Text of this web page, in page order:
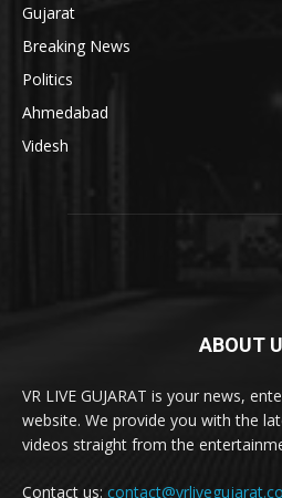
Gujarat
Breaking News
Politics
Ahmedabad
Videsh
ABOUT
VR LIVE GUJARAT is your news,
website. We provide you with the
videos straight from the
Contact us: